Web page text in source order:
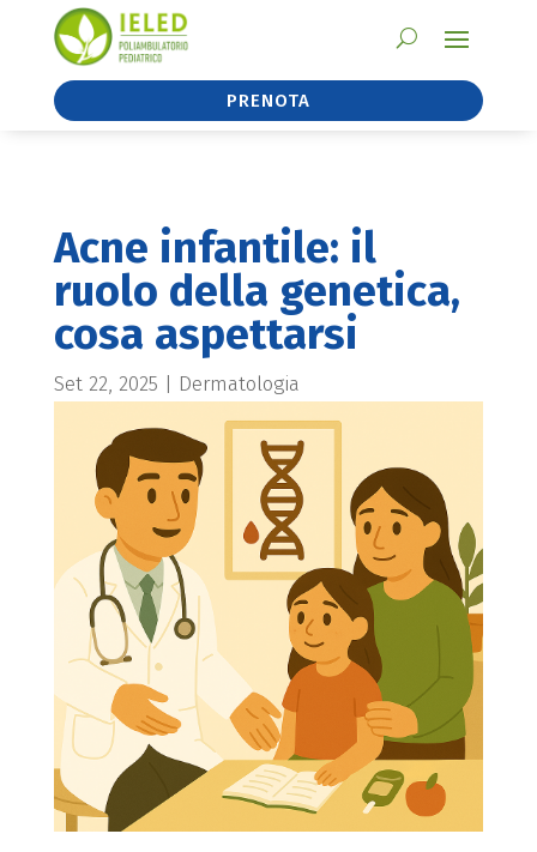
PRENOTA
Acne infantile: il
ruolo della genetica,
cosa aspettarsi
Set 22, 2025 Dermatologia